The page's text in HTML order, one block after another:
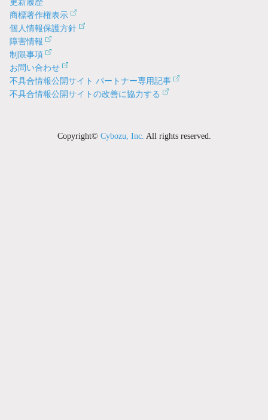
更新履歴
商標著作権表示
個人情報保護方針
障害情報
制限事項
お問い合わせ
不具合情報公開サイト パートナー専用記事
不具合情報公開サイトの改善に協力する
Copyright© Cybozu, Inc. All rights reserved.